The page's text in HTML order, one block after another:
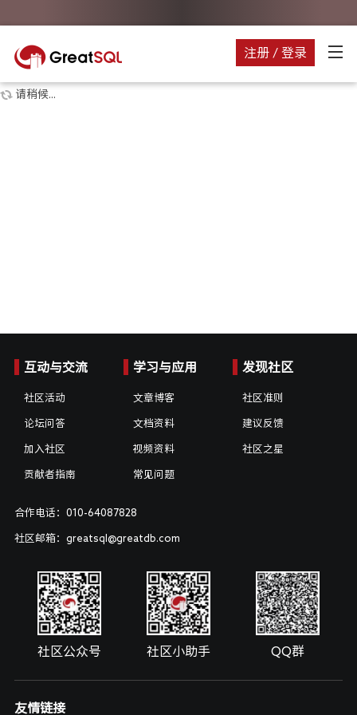
注册 / 登录
请稍候...
互动与交流
社区活动
论坛问答
加入社区
贡献者指南
学习与应用
文章博客
文档资料
视频资料
常见问题
发现社区
社区准则
建议反馈
社区之星
合作电话：010-64087828
社区邮箱：greatsql@greatdb.com
社区公众号 社区小助手 QQ群
友情链接